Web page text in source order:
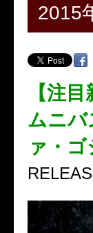
2015
【注
ムニ
ァ・